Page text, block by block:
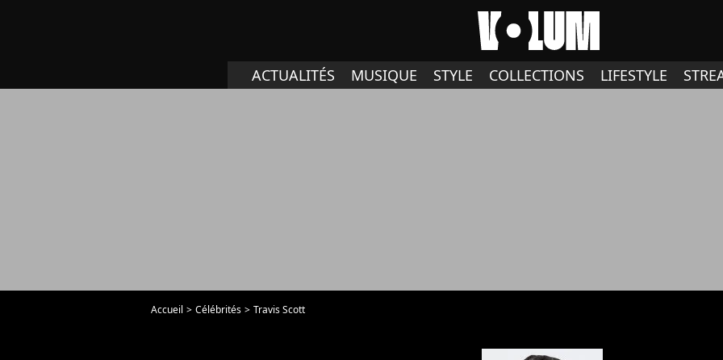
ACTUALITÉS MUSIQUE STYLE COLLECTIONS LIFESTYLE
Accueil Célébrités Travis Scott